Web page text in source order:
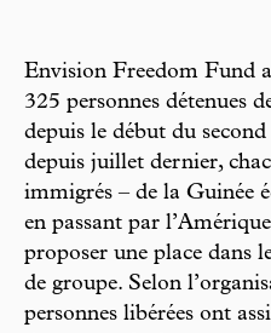
Envision Freedom Fund
325 personnes détenues
depuis le début du
depuis juillet dernier,
immigrés – de la Guinée
en passant par
proposer une place dans
de groupe. Selon
personnes libérées ont